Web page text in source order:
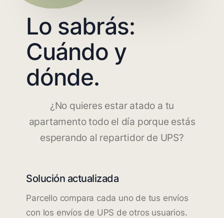
Lo sabrás:
Cuándo y
dónde.
¿No quieres estar atado a tu
apartamento todo el día porque estás
esperando al repartidor de UPS?
Solución actualizada
Parcello compara cada uno de tus envíos
con los envíos de UPS de otros usuarios.